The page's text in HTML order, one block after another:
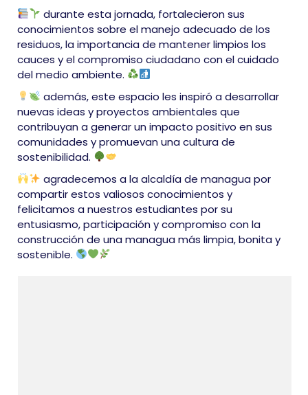
durante esta jornada, fortalecieron sus
conocimientos sobre el manejo adecuado de los
residuos, la importancia de mantener limpios los
cauces y el compromiso ciudadano con el cuidado
del medio ambiente.
además, este espacio les inspiró a desarrollar
nuevas ideas y proyectos ambientales que
contribuyan a generar un impacto positivo en sus
comunidades y promuevan una cultura de
sostenibilidad.
agradecemos a la alcaldía de managua por
compartir estos valiosos conocimientos y
felicitamos a nuestros estudiantes por su
entusiasmo, participación y compromiso con la
construcción de una managua más limpia, bonita y
sostenible.